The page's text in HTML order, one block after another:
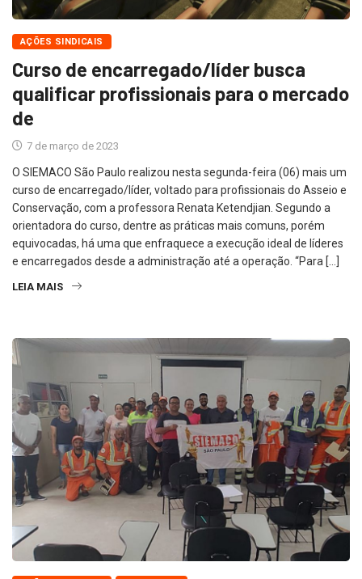
AÇÕES SINDICAIS
Curso de encarregado/líder busca
qualificar profissionais para o mercado
de
7 de março de 2023
O SIEMACO São Paulo realizou nesta segunda-feira (06) mais um
curso de encarregado/líder, voltado para profissionais do Asseio e
Conservação, com a professora Renata Ketendjian. Segundo a
orientadora do curso, dentre as práticas mais comuns, porém
equivocadas, há uma que enfraquece a execução ideal de líderes
e encarregados desde a administração até a operação. “Para […]
LEIA MAIS